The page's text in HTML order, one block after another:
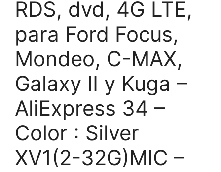
RDS, dvd, 4G LTE,
para Ford Focus,
Mondeo, C-MAX,
Galaxy II y Kuga –
AliExpress 34 –
Color : Silver
XV1(2-32G)MIC –